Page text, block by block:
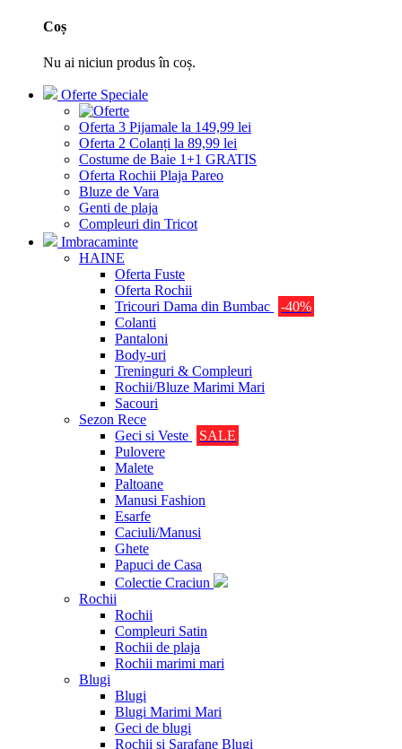
Coș
Nu ai niciun produs în coș.
Oferte Speciale
Oferta 3 Pijamale la 149,99 lei
Oferta 2 Colanți la 89,99 lei
Costume de Baie 1+1 GRATIS
Oferta Rochii Plaja Pareo
Bluze de Vara
Genti de plaja
Compleuri din Tricot
Imbracaminte
HAINE
Oferta Fuste
Oferta Rochii
Tricouri Dama din Bumbac
-40%
Colanti
Pantaloni
Body-uri
Treninguri & Compleuri
Rochii/Bluze Marimi Mari
Sacouri
Sezon Rece
Geci si Veste
SALE
Pulovere
Malete
Paltoane
Manusi Fashion
Esarfe
Caciuli/Manusi
Ghete
Papuci de Casa
Colectie Craciun
Rochii
Rochii
Compleuri Satin
Rochii de plaja
Rochii marimi mari
Blugi
Blugi
Blugi Marimi Mari
Geci de blugi
Rochii si Sarafane Blugi